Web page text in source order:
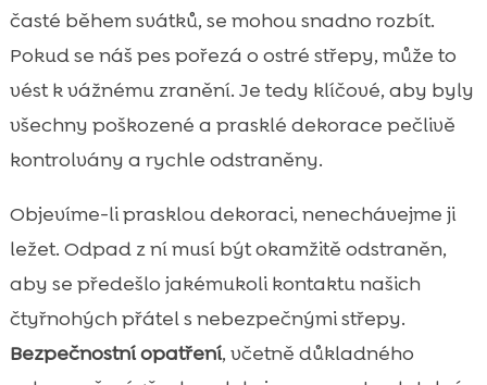
časté během svátků, se mohou snadno rozbít.
Pokud se náš pes pořezá o ostré střepy, může to
vést k vážnému zranění. Je tedy klíčové, aby byly
všechny poškozené a prasklé dekorace pečlivě
kontrolvány a rychle odstraněny.
Objevíme-li prasklou dekoraci, nenechávejme ji
ležet. Odpad z ní musí být okamžitě odstraněn,
aby se předešlo jakémukoli kontaktu našich
čtyřnohých přátel s nebezpečnými střepy.
Bezpečnostní opatření, včetně důkladného